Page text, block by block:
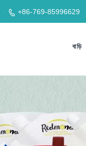
 +86-769-85996629
বাড়ি